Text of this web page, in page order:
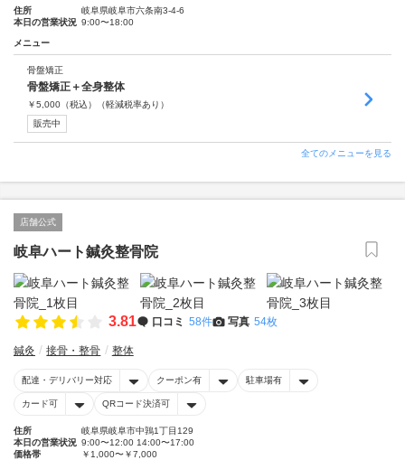
住所
岐阜県岐阜市六条南3-4-6
本日の営業状況 9:00〜18:00
メニュー
骨盤矯正
骨盤矯正＋全身整体
￥5,000 （税込）
（軽減税率あり）
販売中
全てのメニューを見る
店舗公式
岐阜ハート鍼灸整骨院
3.81 口コミ 58件 写真 54枚
鍼灸 接骨・整骨 整体
配達・デリバリー対応 クーポン有 駐車場有
カード可 QRコード決済可
住所
岐阜県岐阜市中鶉1丁目129
本日の営業状況 9:00〜12:00 14:00〜17:00
価格帯
￥1,000〜￥7,000